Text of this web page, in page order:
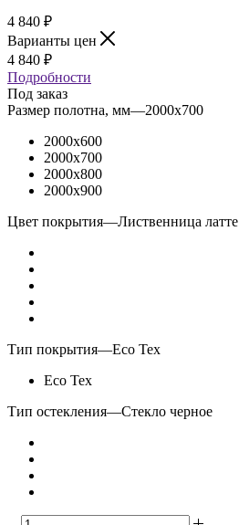
4 840 ₽
Варианты цен
4 840 ₽
Подробности
Под заказ
Размер полотна, мм—2000x700
2000x600
2000x700
2000x800
2000x900
Цвет покрытия—Лиственница латте
Тип покрытия—Eco Tex
Eco Tex
Тип остекления—Стекло черное